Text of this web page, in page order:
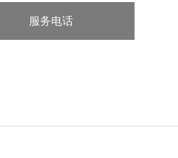
服务电话